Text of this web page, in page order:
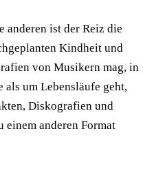
anderen ist der Reiz die
Kindheit und
von Musikern mag, in
als um Lebensläufe geht,
Diskografien und
einem anderen Format